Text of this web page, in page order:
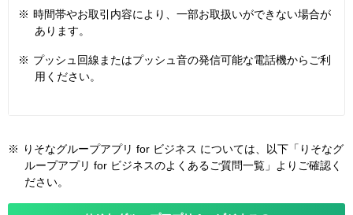
※ 時間帯やお取引内容により、一部お取扱いができない場合が
あります。
※ プッシュ回線またはプッシュ音の発信可能な電話機からご利
用ください。
※
りそなグループアプリ for ビジネス については、以下「りそなグ
ループアプリ for ビジネスのよくあるご質問一覧」よりご確認く
ださい。